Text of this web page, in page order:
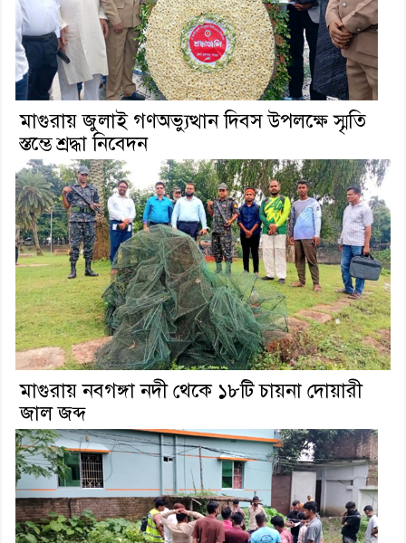
মাগুরায় জুলাই গণঅভ্যুত্থান দিবস উপলক্ষে স্মৃতি
স্তম্ভে শ্রদ্ধা নিবেদন
মাগুরায় নবগঙ্গা নদী থেকে ১৮টি চায়না দোয়ারী
জাল জব্দ